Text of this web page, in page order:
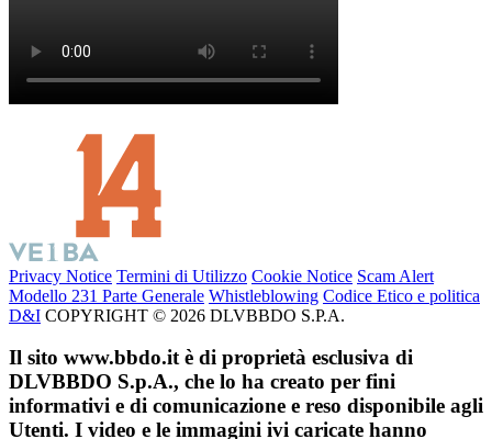
Privacy Notice Termini di Utilizzo Cookie Notice Scam Alert
Modello 231 Parte Generale Whistleblowing Codice Etico e politica
D&I COPYRIGHT © 2026 DLVBBDO S.P.A.
Il sito www.bbdo.it è di proprietà esclusiva di
DLVBBDO S.p.A., che lo ha creato per fini
informativi e di comunicazione e reso disponibile agli
Utenti. I video e le immagini ivi caricate hanno